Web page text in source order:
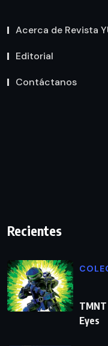
Acerca de Revista
Editorial
Contáctanos
Recientes
TMNT
Eyes